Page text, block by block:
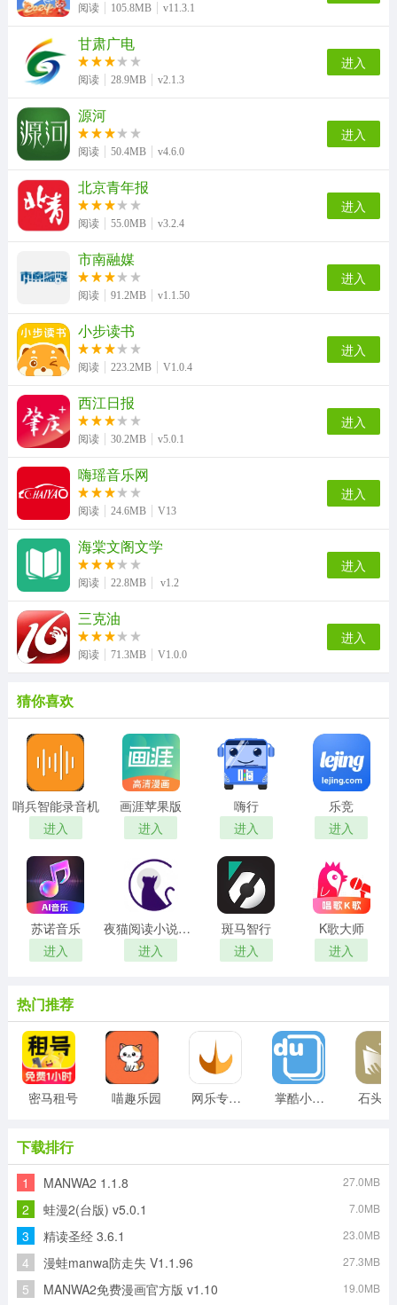
阅读 105.8MB v11.3.1
甘肃广电
阅读 28.9MB v2.1.3
进入
源河
阅读 50.4MB v4.6.0
进入
北京青年报
阅读 55.0MB v3.2.4
进入
市南融媒
阅读 91.2MB v1.1.50
进入
小步读书
阅读 223.2MB V1.0.4
进入
西江日报
阅读 30.2MB v5.0.1
进入
嗨瑶音乐网
阅读 24.6MB V13
进入
海棠文阁文学
阅读 22.8MB v1.2
进入
三克油
阅读 71.3MB V1.0.0
进入
猜你喜欢
哨兵智能录音机
进入
画涯苹果版
进入
嗨行
进入
乐竞
进入
苏诺音乐
进入
夜猫阅读小说软件
进入
斑马智行
进入
K歌大师
进入
热门推荐
密马租号 喵趣乐园 网乐专车司机客户端安卓版 掌酷小说安卓版
下载排行
1 MANWA2 1.1.8 27.0MB
2 蛙漫2(台版) v5.0.1 7.0MB
3 精读圣经 3.6.1 23.0MB
4 漫蛙manwa防走失 V1.1.96 27.3MB
5 MANWA2免费漫画官方版 v1.10 19.0MB